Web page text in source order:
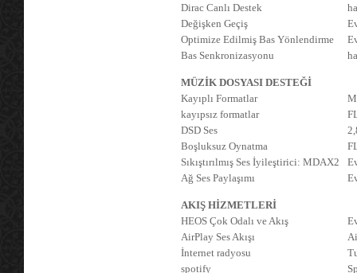
Dirac Canlı Destek
Değişken Geçiş
Optimize Edilmiş Bas Yönlendirme
Bas Senkronizasyonu
MÜZİK DOSYASI DESTEĞİ
Kayıplı Formatlar
kayıpsız formatlar
DSD Ses
Boşluksuz Oynatma
Sıkıştırılmış Ses İyileştirici: MDAX2
Ağ Ses Paylaşımı
AKIŞ HİZMETLERİ
HEOS Çok Odalı ve Akış
AirPlay Ses Akışı
İnternet radyosu
spotify